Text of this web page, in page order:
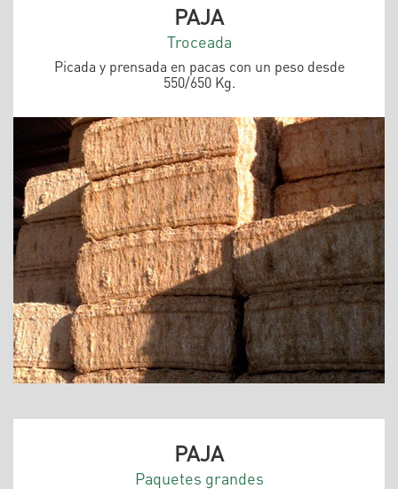
PAJA
Troceada
Picada y prensada en pacas con un peso desde
550/650 Kg.
PAJA
Paquetes grandes